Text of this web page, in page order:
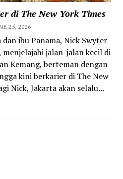
di The New York Times
25, 2026
ibu Panama, Nick Swyter
menjelajahi jalan-jalan kecil di
Kemang, berteman dengan
kini berkarier di The New
Nick, Jakarta akan selalu...